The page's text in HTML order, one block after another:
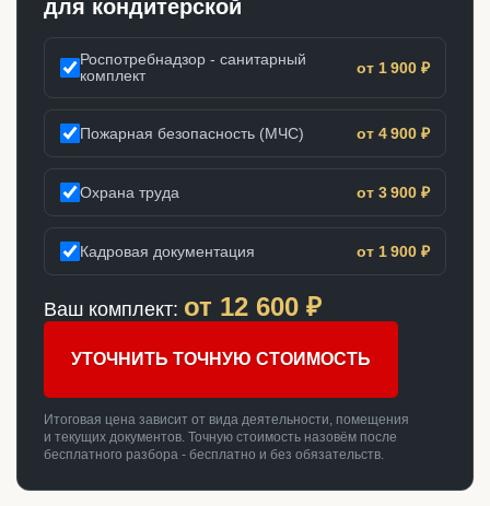
для кондитерской
Роспотребнадзор - санитарный
комплект
от 1 900 ₽
Пожарная безопасность (МЧС) от 4 900 ₽
Охрана труда от 3 900 ₽
Кадровая документация от 1 900 ₽
Ваш комплект: от 12 600 ₽
УТОЧНИТЬ ТОЧНУЮ СТОИМОСТЬ
Итоговая цена зависит от вида деятельности, помещения
и текущих документов. Точную стоимость назовём после
бесплатного разбора - бесплатно и без обязательств.